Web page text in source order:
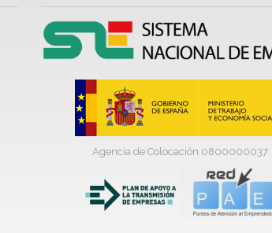
Agencia de Colocación 0800000037